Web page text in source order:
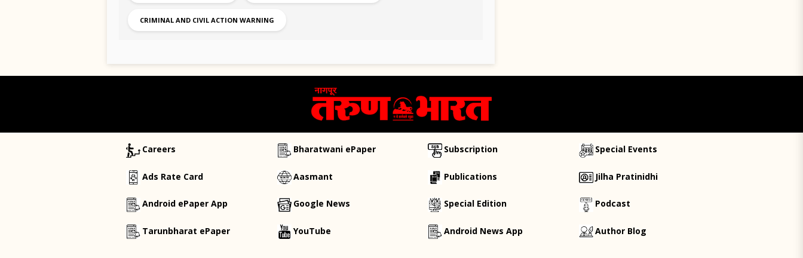
CRIMINAL AND CIVIL ACTION WARNING
Careers
Ads Rate Card
Android ePaper App
Tarunbharat ePaper
Bharatwani ePaper
Aasmant
Google News
YouTube
Subscription
Publications
Special Edition
Android News App
Special Events
Jilha Pratinidhi
Podcast
Author Blog